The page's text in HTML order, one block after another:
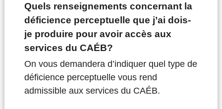
Quels renseignements concernant la
déficience perceptuelle que j’ai dois-
je produire pour avoir accès aux
services du CAÉB?
On vous demandera d’indiquer quel type de
déficience perceptuelle vous rend
admissible aux services du CAÉB.